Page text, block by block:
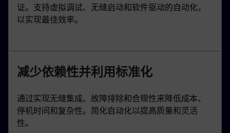
证。支持虚拟调试、无缝启动和软件驱动的自动化，
以实现最佳效率。
减少依赖性并利用标准化
通过实现无缝集成、故障排除和合规性来降低成本、
停机时间和复杂性。简化自动化以提高质量和灵活
性。